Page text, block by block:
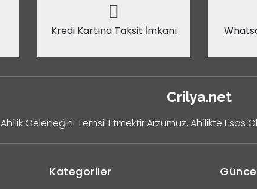
Kredi Kartına Taksit İmkanı
Crilya.net
Ahîlik Geleneğini Temsil Etmektir Arzumuz. Ahîlikte Esas
Kategoriler